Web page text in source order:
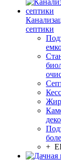
септики
+